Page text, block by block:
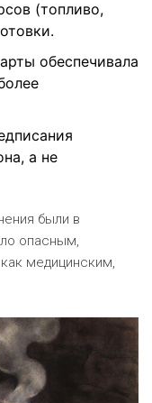
(топливо,
обеспечивала
а не
были в
опасным,
медицинским,